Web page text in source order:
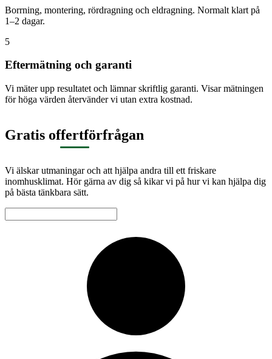
Borrning, montering, rördragning och eldragning. Normalt klart på
1–2 dagar.
5
Eftermätning och garanti
Vi mäter upp resultatet och lämnar skriftlig garanti. Visar mätningen
för höga värden återvänder vi utan extra kostnad.
Gratis offertförfrågan
Vi älskar utmaningar och att hjälpa andra till ett friskare
inomhusklimat. Hör gärna av dig så kikar vi på hur vi kan hjälpa dig
på bästa tänkbara sätt.